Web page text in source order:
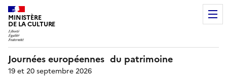
MINISTÈRE
DE LA CULTURE
Journées européennes du patrimoine
19 et 20 septembre 2026